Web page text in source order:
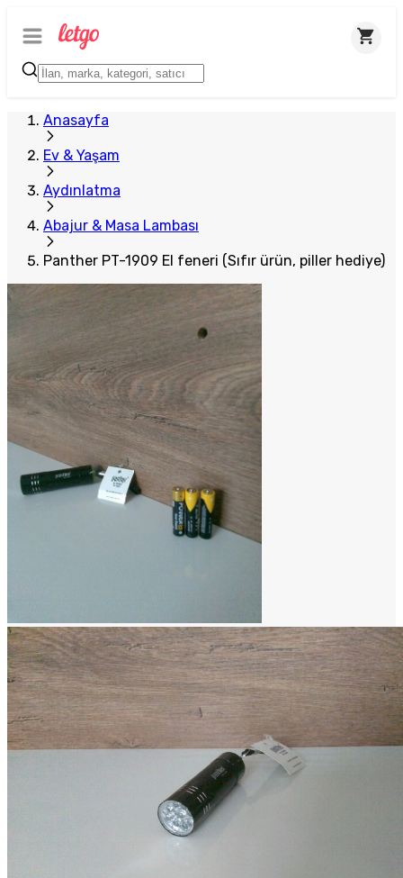
Anasayfa
Ev & Yaşam
Aydınlatma
Abajur & Masa Lambası
Panther PT-1909 El feneri (Sıfır ürün, piller hediye)